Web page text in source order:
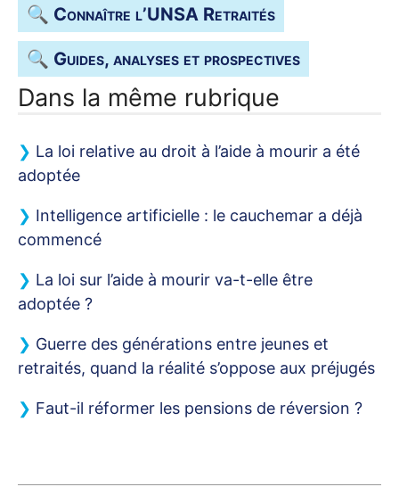
🔍 Connaître l’UNSA Retraités
🔍 Guides, analyses et prospectives
Dans la même rubrique
La loi relative au droit à l’aide à mourir a été
adoptée
Intelligence artificielle : le cauchemar a déjà
commencé
La loi sur l’aide à mourir va-t-elle être
adoptée ?
Guerre des générations entre jeunes et
retraités, quand la réalité s’oppose aux préjugés
Faut-il réformer les pensions de réversion ?